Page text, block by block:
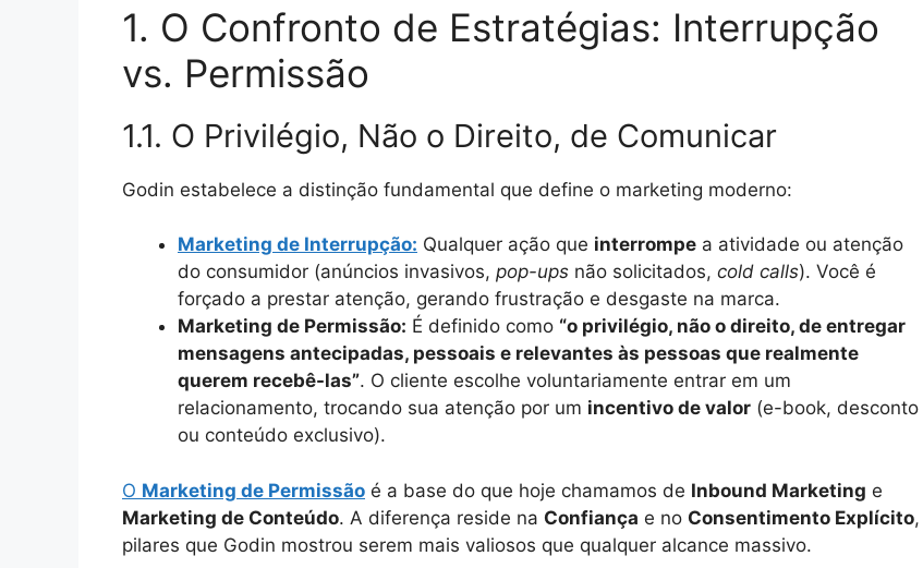
1. O Confronto de Estratégias: Interrupção
vs. Permissão
1.1. O Privilégio, Não o Direito, de Comunicar
Godin estabelece a distinção fundamental que define o marketing moderno:
Marketing de Interrupção: Qualquer ação que interrompe a atividade ou atenção
do consumidor (anúncios invasivos, pop-ups não solicitados, cold calls). Você é
forçado a prestar atenção, gerando frustração e desgaste na marca.
Marketing de Permissão: É definido como “o privilégio, não o direito, de entregar
mensagens antecipadas, pessoais e relevantes às pessoas que realmente
querem recebê-las”. O cliente escolhe voluntariamente entrar em um
relacionamento, trocando sua atenção por um incentivo de valor (e-book, desconto
ou conteúdo exclusivo).
O Marketing de Permissão é a base do que hoje chamamos de Inbound Marketing e
Marketing de Conteúdo. A diferença reside na Confiança e no Consentimento Explícito,
pilares que Godin mostrou serem mais valiosos que qualquer alcance massivo.